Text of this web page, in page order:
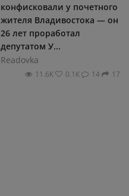
конфисковали у почетного
жителя Владивостока — он
26 лет проработал
депутатом У...
Readovka
11.6К 0.1К 14 17